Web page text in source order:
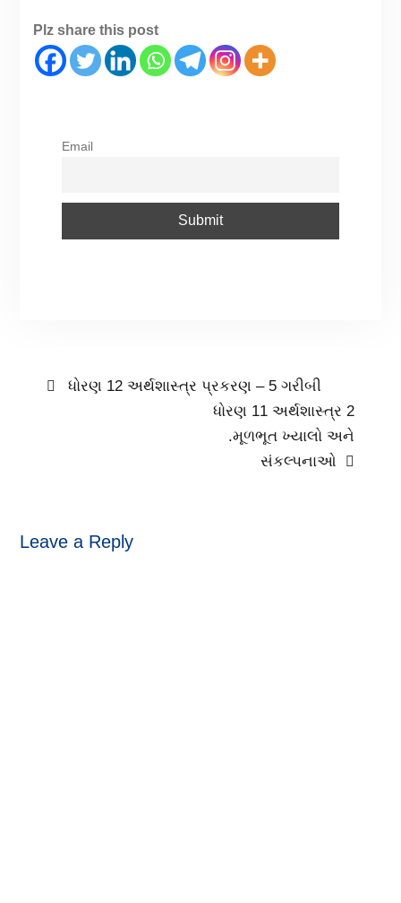
Plz share this post
Email
ધોરણ 12 અર્થશાસ્ત્ર પ્રકરણ – 5 ગરીબી
ધોરણ 11 અર્થશાસ્ત્ર 2
.મૂળભૂત ખ્યાલો અને
સંકલ્પનાઓ
Leave a Reply